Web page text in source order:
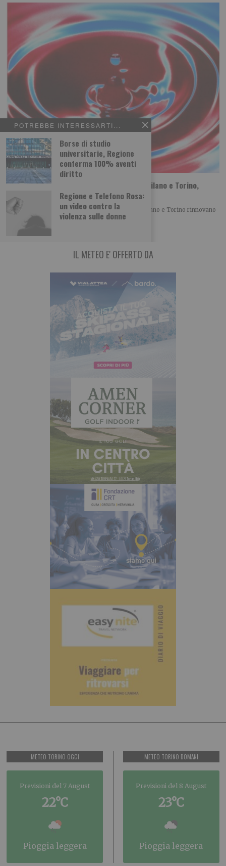
POTREBBE INTERESSARTI...
Borse di studio
universitarie, Regione
conferma 100% aventi
diritto
Regione e Telefono Rosa:
un video contro la
violenza sulle donne
Sta per tornare MITO SettembreMusica: Milano e Torino,
vent’anni di musica insieme
Con la XX edizione di MITO SettembreMusica, Milano e Torino rinnovano
un patto culturale che, anno
IL METEO E' OFFERTO DA
METEO TORINO OGGI
Previsioni del 7 August
22°C
pioggia leggera
METEO TORINO DOMANI
Previsioni del 8 August
23°C
pioggia leggera